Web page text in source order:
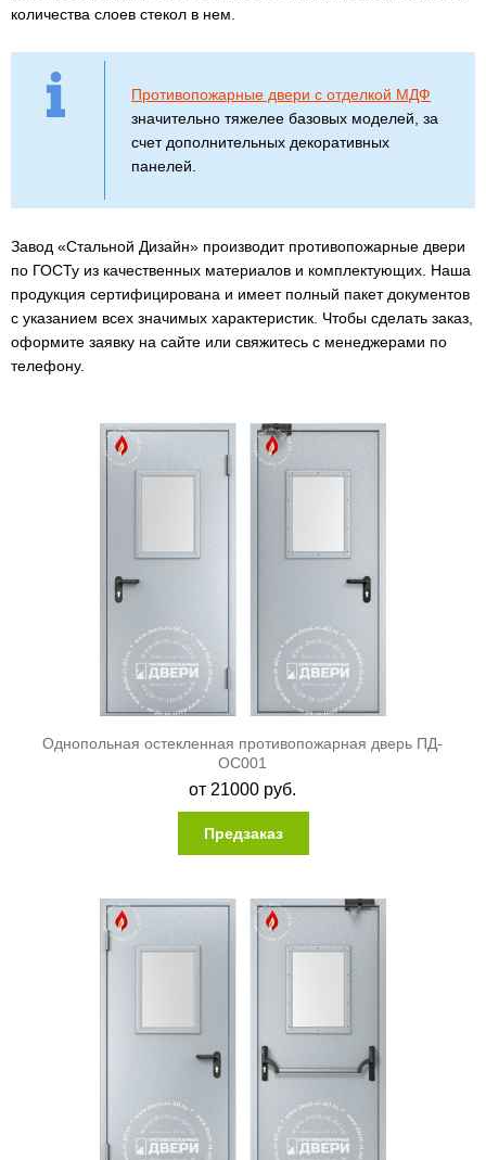
количества слоев стекол в нем.
Противопожарные двери с отделкой МДФ
значительно тяжелее базовых моделей, за
счет дополнительных декоративных
панелей.
Завод «Стальной Дизайн» производит противопожарные двери
по ГОСТу из качественных материалов и комплектующих. Наша
продукция сертифицирована и имеет полный пакет документов
с указанием всех значимых характеристик. Чтобы сделать заказ,
оформите заявку на сайте или свяжитесь с менеджерами по
телефону.
Однопольная остекленная противопожарная дверь ПД-
ОС001
от 21000 руб.
Предзаказ